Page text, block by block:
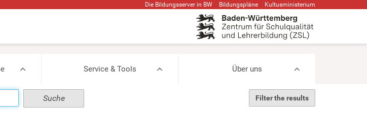
Die Bildungsserver in BW Bildungspläne Kultusministerium
Service & Tools Über uns
Filter the results